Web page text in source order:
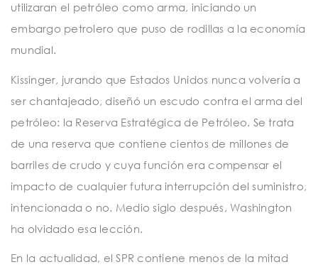
utilizaran el petróleo como arma, iniciando un
embargo petrolero que puso de rodillas a la economía
mundial.
Kissinger, jurando que Estados Unidos nunca volvería a
ser chantajeado, diseñó un escudo contra el arma del
petróleo: la Reserva Estratégica de Petróleo. Se trata
de una reserva que contiene cientos de millones de
barriles de crudo y cuya función era compensar el
impacto de cualquier futura interrupción del suministro,
intencionada o no. Medio siglo después, Washington
ha olvidado esa lección.
En la actualidad, el SPR contiene menos de la mitad